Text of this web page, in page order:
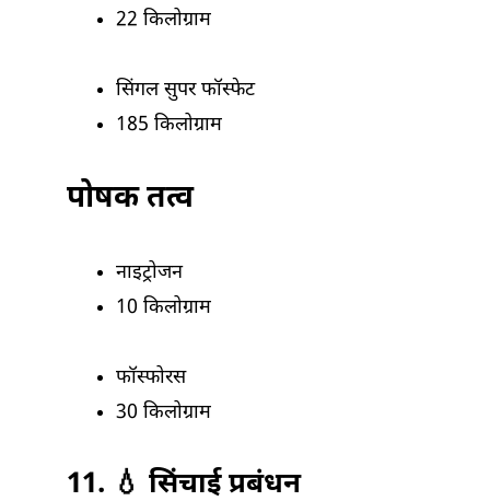
22 किलोग्राम
सिंगल सुपर फॉस्फेट
185 किलोग्राम
पोषक तत्व
नाइट्रोजन
10 किलोग्राम
फॉस्फोरस
30 किलोग्राम
11. 💧 सिंचाई प्रबंधन